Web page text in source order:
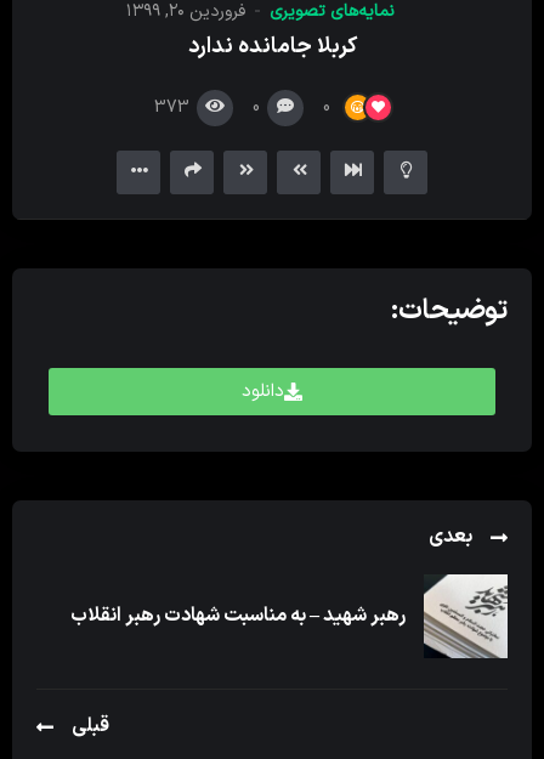
نمایه‌های تصویری فروردین ۲۰, ۱۳۹۹
کربلا جامانده ندارد
0
0
373
توضیحات:
دانلود
بعدی
رهبر شهید – به مناسبت شهادت رهبر انقلاب
قبلی